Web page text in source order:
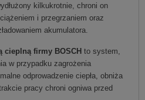
kilkukrotnie, chroni on
i przegrzaniem oraz
akumulatora.
cieplną firmy BOSCH to system,
w przypadku zagrożenia
odprowadzenie ciepła, obniża
pracy chroni ogniwa przed